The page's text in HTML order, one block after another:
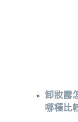
卸妝露
哪種比